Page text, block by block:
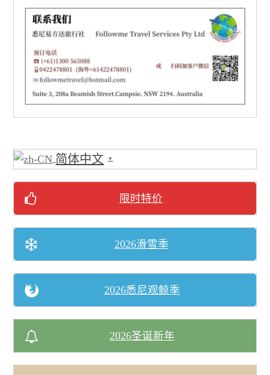
简体中文 ▼
限时特价
2026滑雪季
2026悉尼观鲸季
2026圣诞新年